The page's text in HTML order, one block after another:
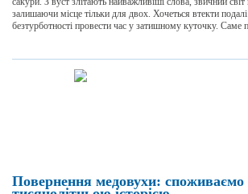
залишаючи місце тільки для двох. Хочеться втекти подалі
безтурботності провести час у затишному куточку. Саме
Повернення медовухи: споживаємо